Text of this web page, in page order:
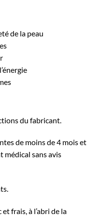
de la peau
du fabricant.
de moins de 4 mois et
médical sans avis
frais, à l’abri de la